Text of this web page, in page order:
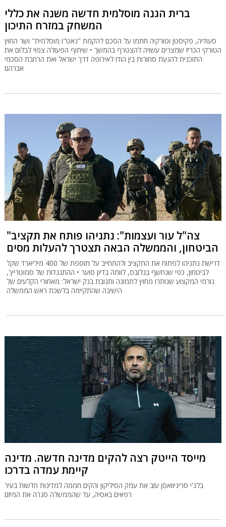
ברית הגנה מוסלמית חדשה משנה את כללי
המשחק במזרח התיכון
סעודיה, פקיסטן וטורקיה חתמו על הסכם להקמת "נאט"ו מוסלמית" ושר החוץ
הטורקי הכריז שמצרים עשויה להצטרף בהמשך • שיתוף הפעולה צפוי לבלום את
התוכנית להנעת סחורות בין הודו לאירופה דרך ישראל ואת הרחבת הסכמי
אברהם
"צה"ל עור ועצמות": נתניהו פותח את תקציב
הביטחון, והממשלה הבאה תצטרך להעלות מסים
דרישת נתניהו לפתוח את התקציב ולהתחייב על תוספת של 400 מיליארד שקל
לביטחון, כפי שנחשף בגלובס, לוותה בדיון סוער • ההתנגדות של סמוטריץ',
גורמי המקצוע שנותרו מחוץ לתמונה ותגובת בנק ישראל: מאחורי הקלעים של
הישיבה שהתקיימה בלשכת ראש הממשלה
מייסד הייטק רצה להקים מדינה חדשה. מדינה
קיימת עמדה בדרכו
בלג'י סריניוואסן עזב את עמק הסיליקון והקים חממה למדינות חדשות בעיר
רפאים באסיה, עד שהממשלה סגרה את המיזם